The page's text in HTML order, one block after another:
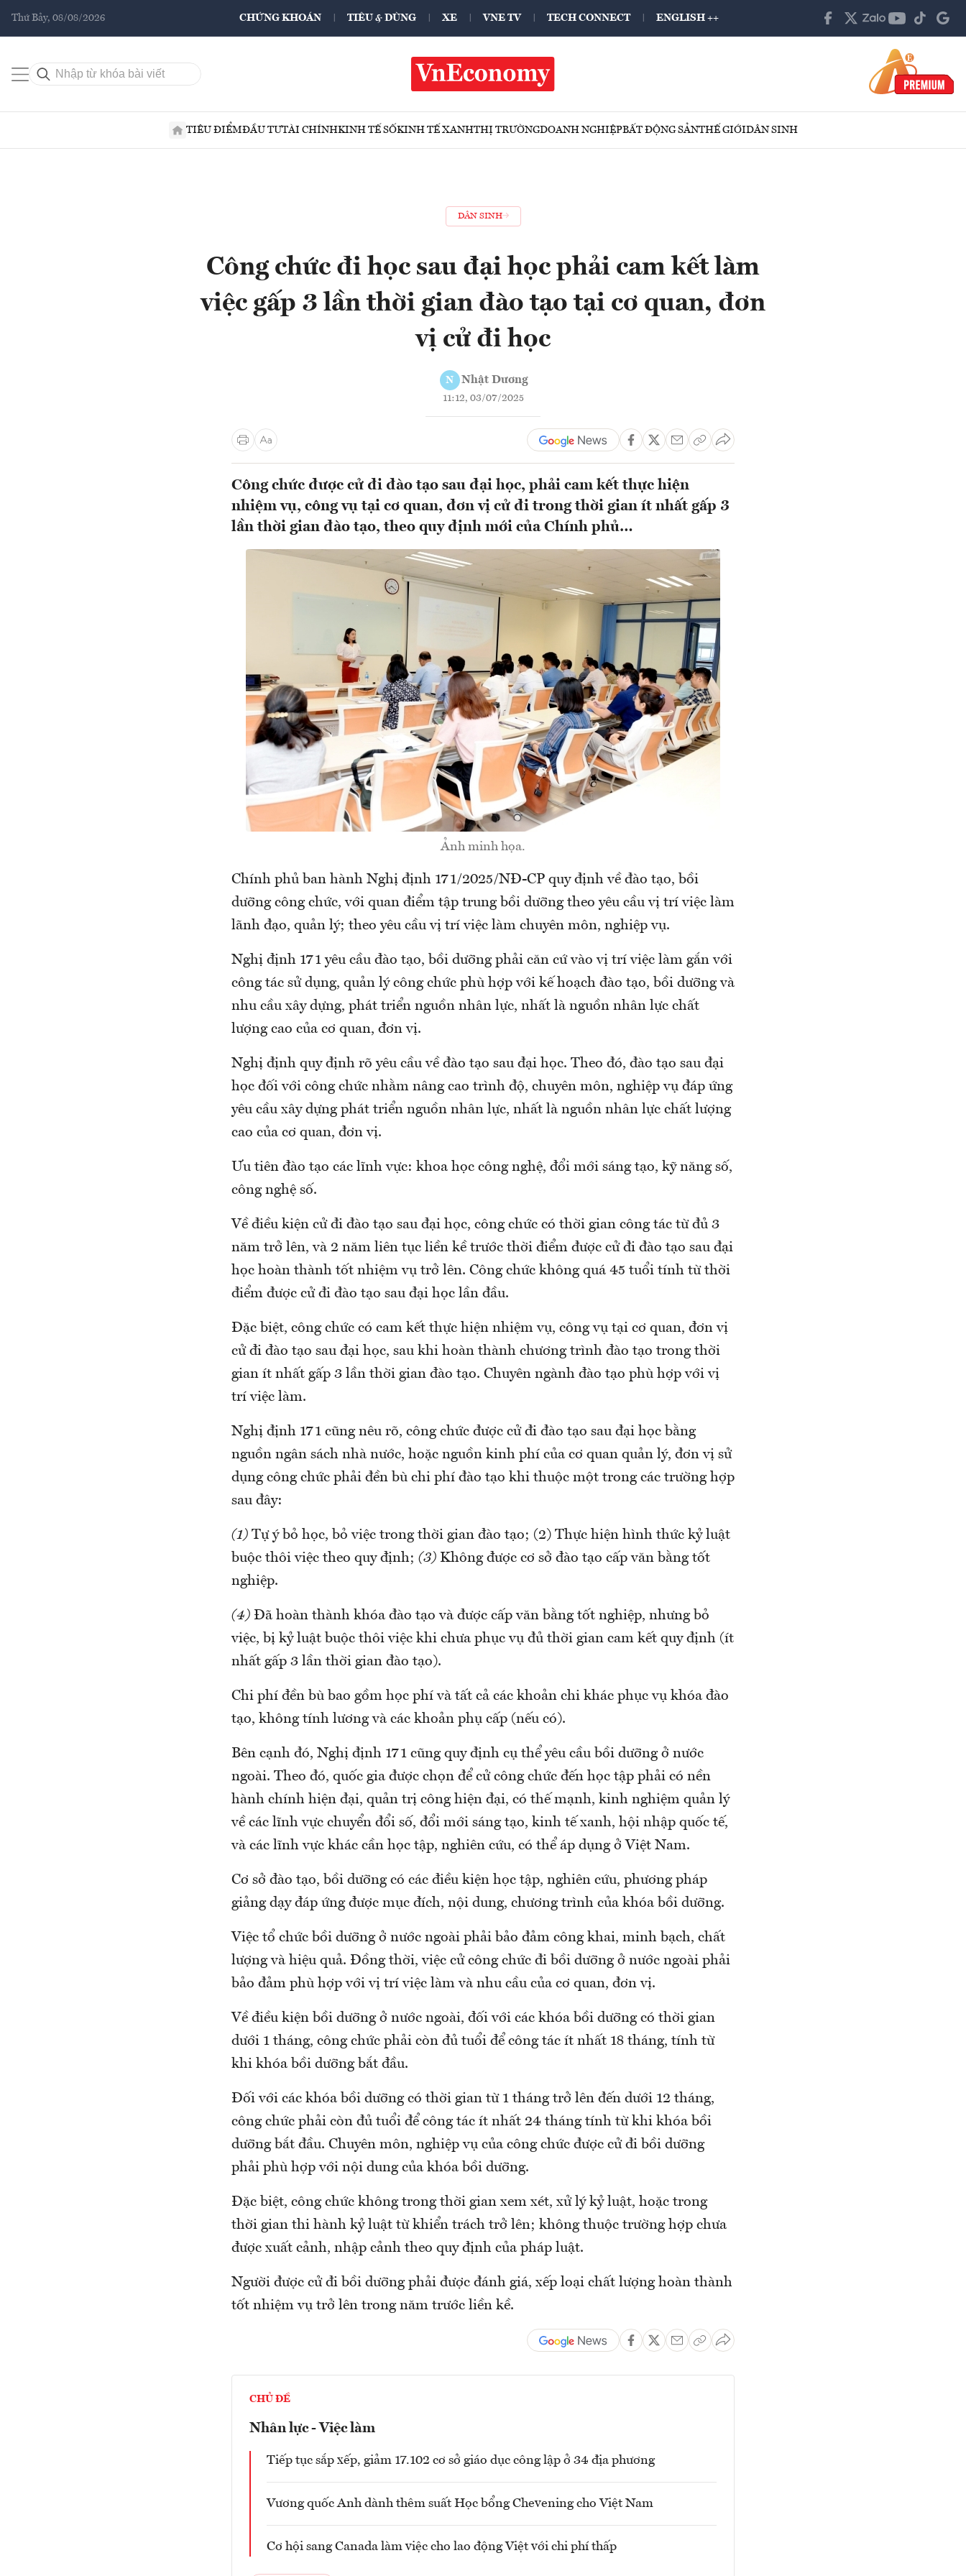
Thứ Bảy, 08/08/2026 CHỨNG KHOÁN TIÊU & DÙNG XE VNE TV TECH CONNECT ENGLISH ++
TIÊU ĐIỂMĐẦU TƯTÀI CHÍNHKINH TẾ SỐKINH TẾ XANHTHỊ TRƯỜNGDOANH NGHIỆPBẤT ĐỘNG SẢNTHẾ GIỚIDÂN SINH
DÂN SINH
Công chức đi học sau đại học phải cam kết làm
việc gấp 3 lần thời gian đào tạo tại cơ quan, đơn
vị cử đi học
N Nhật Dương
11:12, 03/07/2025
Công chức được cử đi đào tạo sau đại học, phải cam kết thực hiện
nhiệm vụ, công vụ tại cơ quan, đơn vị cử đi trong thời gian ít nhất gấp 3
lần thời gian đào tạo, theo quy định mới của Chính phủ…
Ảnh minh họa.
Chính phủ ban hành Nghị định 171/2025/NĐ-CP quy định về đào tạo, bồi
dưỡng công chức, với quan điểm tập trung bồi dưỡng theo yêu cầu vị trí việc làm
lãnh đạo, quản lý; theo yêu cầu vị trí việc làm chuyên môn, nghiệp vụ.
Nghị định 171 yêu cầu đào tạo, bồi dưỡng phải căn cứ vào vị trí việc làm gắn với
công tác sử dụng, quản lý công chức phù hợp với kế hoạch đào tạo, bồi dưỡng và
nhu cầu xây dựng, phát triển nguồn nhân lực, nhất là nguồn nhân lực chất
lượng cao của cơ quan, đơn vị.
Nghị định quy định rõ yêu cầu về đào tạo sau đại học. Theo đó, đào tạo sau đại
học đối với công chức nhằm nâng cao trình độ, chuyên môn, nghiệp vụ đáp ứng
yêu cầu xây dựng phát triển nguồn nhân lực, nhất là nguồn nhân lực chất lượng
cao của cơ quan, đơn vị.
Ưu tiên đào tạo các lĩnh vực: khoa học công nghệ, đổi mới sáng tạo, kỹ năng số,
công nghệ số.
Về điều kiện cử đi đào tạo sau đại học, công chức có thời gian công tác từ đủ 3
năm trở lên, và 2 năm liên tục liền kề trước thời điểm được cử đi đào tạo sau đại
học hoàn thành tốt nhiệm vụ trở lên. Công chức không quá 45 tuổi tính từ thời
điểm được cử đi đào tạo sau đại học lần đầu.
Đặc biệt, công chức có cam kết thực hiện nhiệm vụ, công vụ tại cơ quan, đơn vị
cử đi đào tạo sau đại học, sau khi hoàn thành chương trình đào tạo trong thời
gian ít nhất gấp 3 lần thời gian đào tạo. Chuyên ngành đào tạo phù hợp với vị
trí việc làm.
Nghị định 171 cũng nêu rõ, công chức được cử đi đào tạo sau đại học bằng
nguồn ngân sách nhà nước, hoặc nguồn kinh phí của cơ quan quản lý, đơn vị sử
dụng công chức phải đền bù chi phí đào tạo khi thuộc một trong các trường hợp
sau đây:
(1) Tự ý bỏ học, bỏ việc trong thời gian đào tạo; (2) Thực hiện hình thức kỷ luật
buộc thôi việc theo quy định; (3) Không được cơ sở đào tạo cấp văn bằng tốt
nghiệp.
(4) Đã hoàn thành khóa đào tạo và được cấp văn bằng tốt nghiệp, nhưng bỏ
việc, bị kỷ luật buộc thôi việc khi chưa phục vụ đủ thời gian cam kết quy định (ít
nhất gấp 3 lần thời gian đào tạo).
Chi phí đền bù bao gồm học phí và tất cả các khoản chi khác phục vụ khóa đào
tạo, không tính lương và các khoản phụ cấp (nếu có).
Bên cạnh đó, Nghị định 171 cũng quy định cụ thể yêu cầu bồi dưỡng ở nước
ngoài. Theo đó, quốc gia được chọn để cử công chức đến học tập phải có nền
hành chính hiện đại, quản trị công hiện đại, có thế mạnh, kinh nghiệm quản lý
về các lĩnh vực chuyển đổi số, đổi mới sáng tạo, kinh tế xanh, hội nhập quốc tế,
và các lĩnh vực khác cần học tập, nghiên cứu, có thể áp dụng ở Việt Nam.
Cơ sở đào tạo, bồi dưỡng có các điều kiện học tập, nghiên cứu, phương pháp
giảng dạy đáp ứng được mục đích, nội dung, chương trình của khóa bồi dưỡng.
Việc tổ chức bồi dưỡng ở nước ngoài phải bảo đảm công khai, minh bạch, chất
lượng và hiệu quả. Đồng thời, việc cử công chức đi bồi dưỡng ở nước ngoài phải
bảo đảm phù hợp với vị trí việc làm và nhu cầu của cơ quan, đơn vị.
Về điều kiện bồi dưỡng ở nước ngoài, đối với các khóa bồi dưỡng có thời gian
dưới 1 tháng, công chức phải còn đủ tuổi để công tác ít nhất 18 tháng, tính từ
khi khóa bồi dưỡng bắt đầu.
Đối với các khóa bồi dưỡng có thời gian từ 1 tháng trở lên đến dưới 12 tháng,
công chức phải còn đủ tuổi để công tác ít nhất 24 tháng tính từ khi khóa bồi
dưỡng bắt đầu. Chuyên môn, nghiệp vụ của công chức được cử đi bồi dưỡng
phải phù hợp với nội dung của khóa bồi dưỡng.
Đặc biệt, công chức không trong thời gian xem xét, xử lý kỷ luật, hoặc trong
thời gian thi hành kỷ luật từ khiển trách trở lên; không thuộc trường hợp chưa
được xuất cảnh, nhập cảnh theo quy định của pháp luật.
Người được cử đi bồi dưỡng phải được đánh giá, xếp loại chất lượng hoàn thành
tốt nhiệm vụ trở lên trong năm trước liền kề.
CHỦ ĐỀ
Nhân lực - Việc làm
Tiếp tục sắp xếp, giảm 17.102 cơ sở giáo dục công lập ở 34 địa phương
Vương quốc Anh dành thêm suất Học bổng Chevening cho Việt Nam
Cơ hội sang Canada làm việc cho lao động Việt với chi phí thấp